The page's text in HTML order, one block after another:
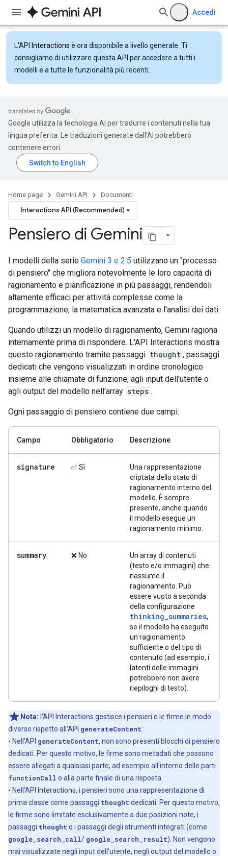
Accedi
L'API Interactions è ora disponibile a livello generale. Ti
consigliamo di utilizzare questa API per accedere a tutti i
modelli e a tutte le funzionalità più recenti.
Google utilizza la tecnologia AI per tradurre i contenuti nella tua
lingua preferita. Le traduzioni generate dall'AI potrebbero
contenere errori.
Home page Gemini API Documenti
Interactions API (Recommended)
Pensiero di Gemini
I modelli della serie Gemini 3 e 2.5 utilizzano un "processo
di pensiero" che migliora notevolmente le loro capacità di
ragionamento e pianificazione in più passaggi, rendendoli
altamente efficaci per attività complesse come la
programmazione, la matematica avanzata e l'analisi dei dati.
Quando utilizzi un modello di ragionamento, Gemini ragiona
internamente prima di rispondere. L'API Interactions mostra
questo ragionamento tramite passaggi thought , passaggi
dedicati che vengono visualizzati in ordine cronologico
insieme alle chiamate di funzione, agli input dell'utente o
agli output del modello nell'array steps .
Ogni passaggio di pensiero contiene due campi:
Campo Obbligatorio Descrizione
signature ✅ Sì
Una rappresentazione
criptata dello stato di
ragionamento interno del
modello. È sempre
presente, anche quando
il modello esegue un
ragionamento minimo.
summary ❌ No
Un array di contenuti
(testo e/o immagini) che
riassume il
ragionamento. Può
essere vuoto a seconda
della configurazione
thinking_summaries,
se il modello ha eseguito
un ragionamento
sufficiente o del tipo di
contenuto (ad esempio, i
latenti delle immagini
potrebbero non avere
riepiloghi di testo).
Nota: l'API Interactions gestisce i pensieri e le firme in modo
diverso rispetto all'API generateContent:
- Nell'API generateContent, non sono presenti blocchi di pensiero
dedicati. Per questo motivo, le firme sono metadati che possono
essere allegati a qualsiasi parte, ad esempio all'interno delle parti
functionCall o alla parte finale di una risposta.
- Nell'API Interactions, i pensieri sono una rappresentazione di
prima classe come passaggi thought dedicati. Per questo motivo,
le firme sono limitate esclusivamente a due posizioni note, i
passaggi thought o i passaggi degli strumenti integrati (come
google_search_call/ google_search_result). Non vengono
mai visualizzate negli input dell'utente, negli output del modello o